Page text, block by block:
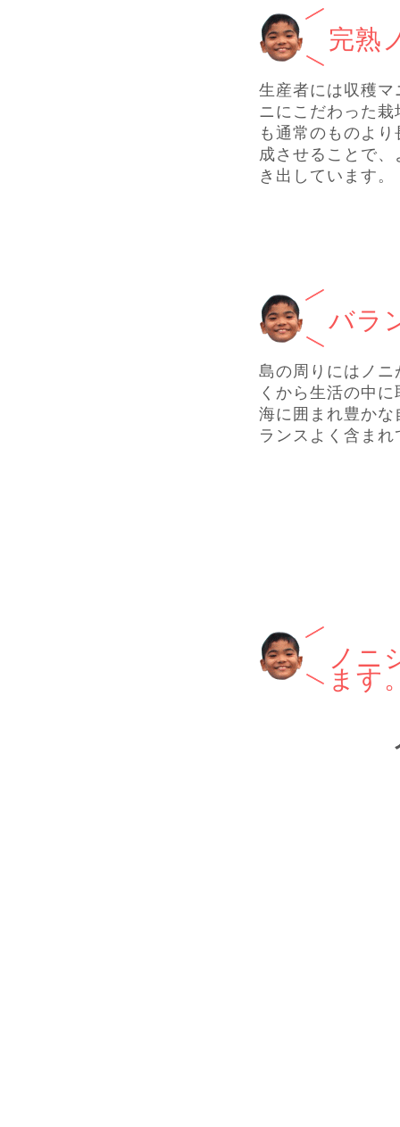
完熟
生産者には収穫
ニにこだわった
も通常のものよ
成させることで
き出しています。
バラ
島の周りにはノ
くから生活の中
海に囲まれ豊か
ランスよく含ま
ノニ
ます